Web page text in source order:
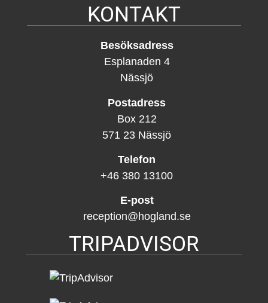
KONTAKT
Besöksadress
Esplanaden 4
Nässjö
Postadress
Box 212
571 23 Nässjö
Telefon
+46 380 13100
E-post
reception@hogland.se
TRIPADVISOR